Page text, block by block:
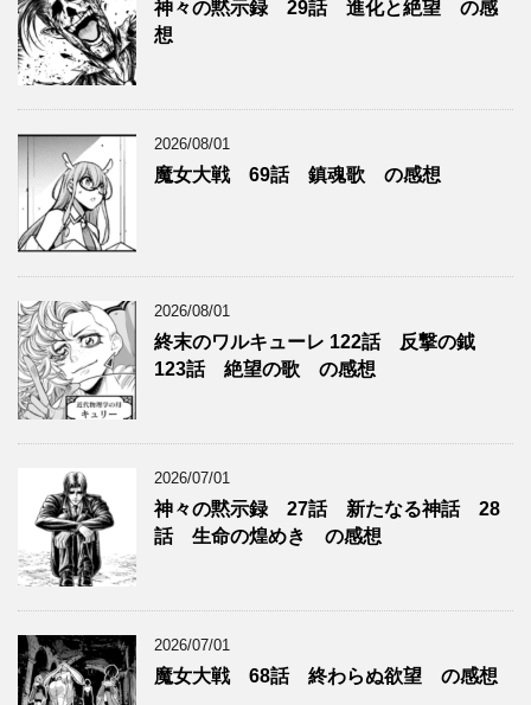
神々の黙示録 29話 進化と絶望 の感
想
2026/08/01
魔女大戦 69話 鎮魂歌 の感想
2026/08/01
終末のワルキューレ 122話 反撃の鉞
123話 絶望の歌 の感想
2026/07/01
神々の黙示録 27話 新たなる神話 28
話 生命の煌めき の感想
2026/07/01
魔女大戦 68話 終わらぬ欲望 の感想